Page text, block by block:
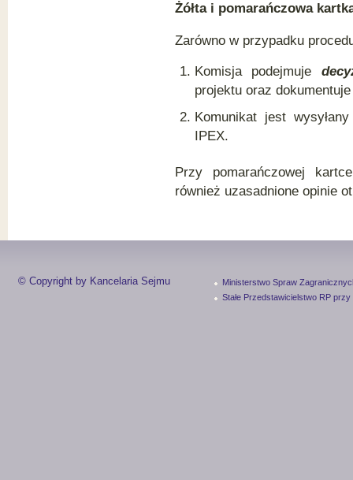
Żółta i pomarańczowa
Zarówno w przypadku
Komisja podejmuje
projektu oraz
Komunikat jest
IPEX.
Przy pomarańczowej
również uzasadnione opinie
© Copyright by Kancelaria Sejmu
Ministerstwo Spraw
Stałe Przedstawicielstwo RP przy